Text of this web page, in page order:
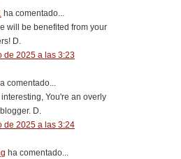
ha comentado...
will be benefited from your
D.
de 2025 a las 3:23
comentado...
You're an overly
D.
de 2025 a las 3:24
ha comentado...